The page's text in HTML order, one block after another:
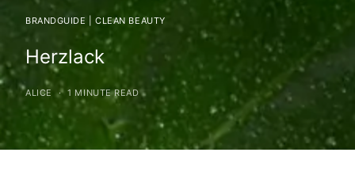
BRANDGUIDE | CLEAN BEAUTY
Herzlack
ALICE 1 MINUTE READ